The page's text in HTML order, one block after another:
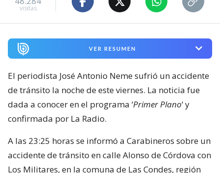
visitas
VER RESUMEN
El periodista José Antonio Neme sufrió un accidente
de tránsito la noche de este viernes. La noticia fue
dada a conocer en el programa ‘Primer Plano‘ y
confirmada por La Radio.
A las 23:25 horas se informó a Carabineros sobre un
accidente de tránsito en calle Alonso de Córdova con
Los Militares, en la comuna de Las Condes, región